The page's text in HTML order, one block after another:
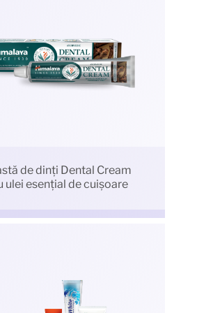
de dinți Dental Cream
ulei esențial de cuișoare